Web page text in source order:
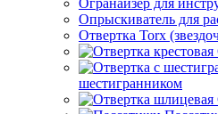
Огранайзер для
Опрыскиватель для
Отвертка Torx
шестигранником